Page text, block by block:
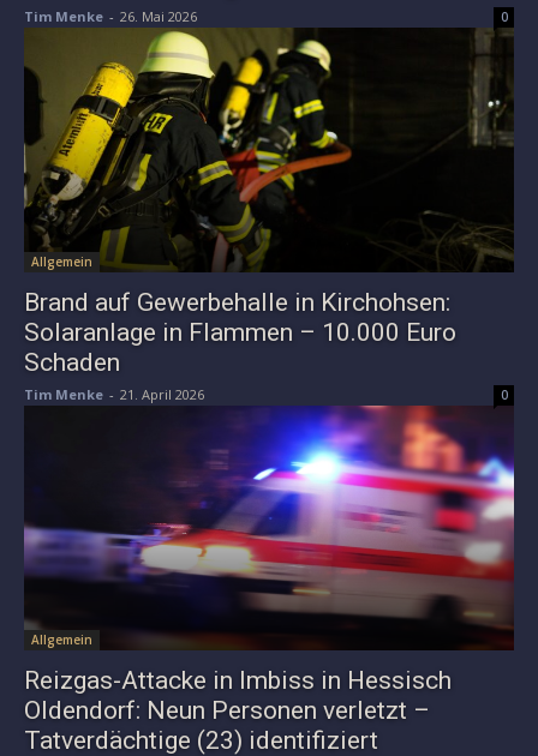
Tim Menke - 26. Mai 2026 0
Allgemein
Brand auf Gewerbehalle in Kirchohsen:
Solaranlage in Flammen – 10.000 Euro
Schaden
Tim Menke - 21. April 2026 0
Allgemein
Reizgas-Attacke in Imbiss in Hessisch
Oldendorf: Neun Personen verletzt –
Tatverdächtige (23) identifiziert